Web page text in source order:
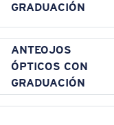
GRADUACIÓN
ANTEOJOS
ÓPTICOS CON
GRADUACIÓN